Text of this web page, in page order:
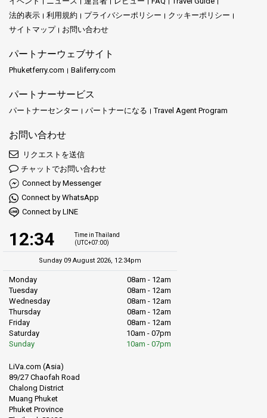
法的表示
利用規約 プライバシーポリシー
クッキーポリシー
サイトマップ
お問い合わせ
パートナーウェブサイト
Phuketferry.com Baliferry.com
パートナーサービス
パートナーセンター パートナーになる Travel Agent Program
お問い合わせ
リクエストを送信
チャットでお問い合わせ
Connect by Messenger
Connect by WhatsApp
Connect by LINE
12:34
Time in Thailand
(UTC+07:00)
Sunday 09 August 2026, 12:34pm
Monday
08am - 12am
Tuesday
08am - 12am
Wednesday
08am - 12am
Thursday
08am - 12am
Friday
08am - 12am
Saturday
10am - 07pm
Sunday
10am - 07pm
LiVa.com (Asia)
89/27 Chaofah Road
Chalong District
Muang Phuket
Phuket Province